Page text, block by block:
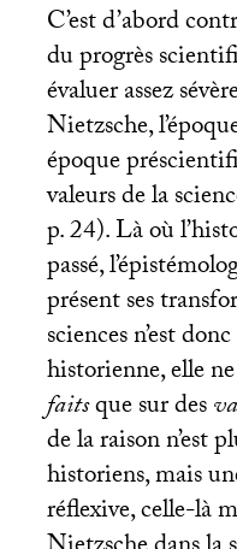
C’est d’abord
du progrès
évaluer assez
Nietzsche,
époque
valeurs de la
p. 24). Là où
passé,
présent ses
sciences n’est
historienne, elle
faitsque sur des
de la raison n’est
historiens, mais
réflexive, celle-là